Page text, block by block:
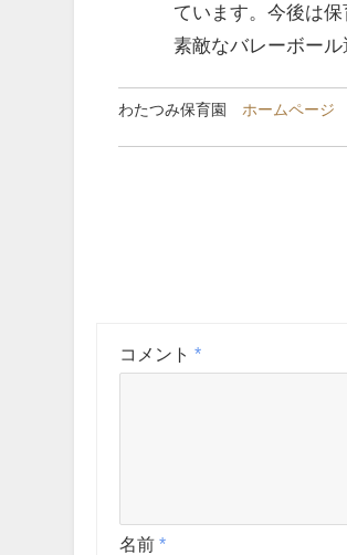
ています。今後は
素敵なバレーボール
わたつみ保育園 ホームページ
コメント*
名前*